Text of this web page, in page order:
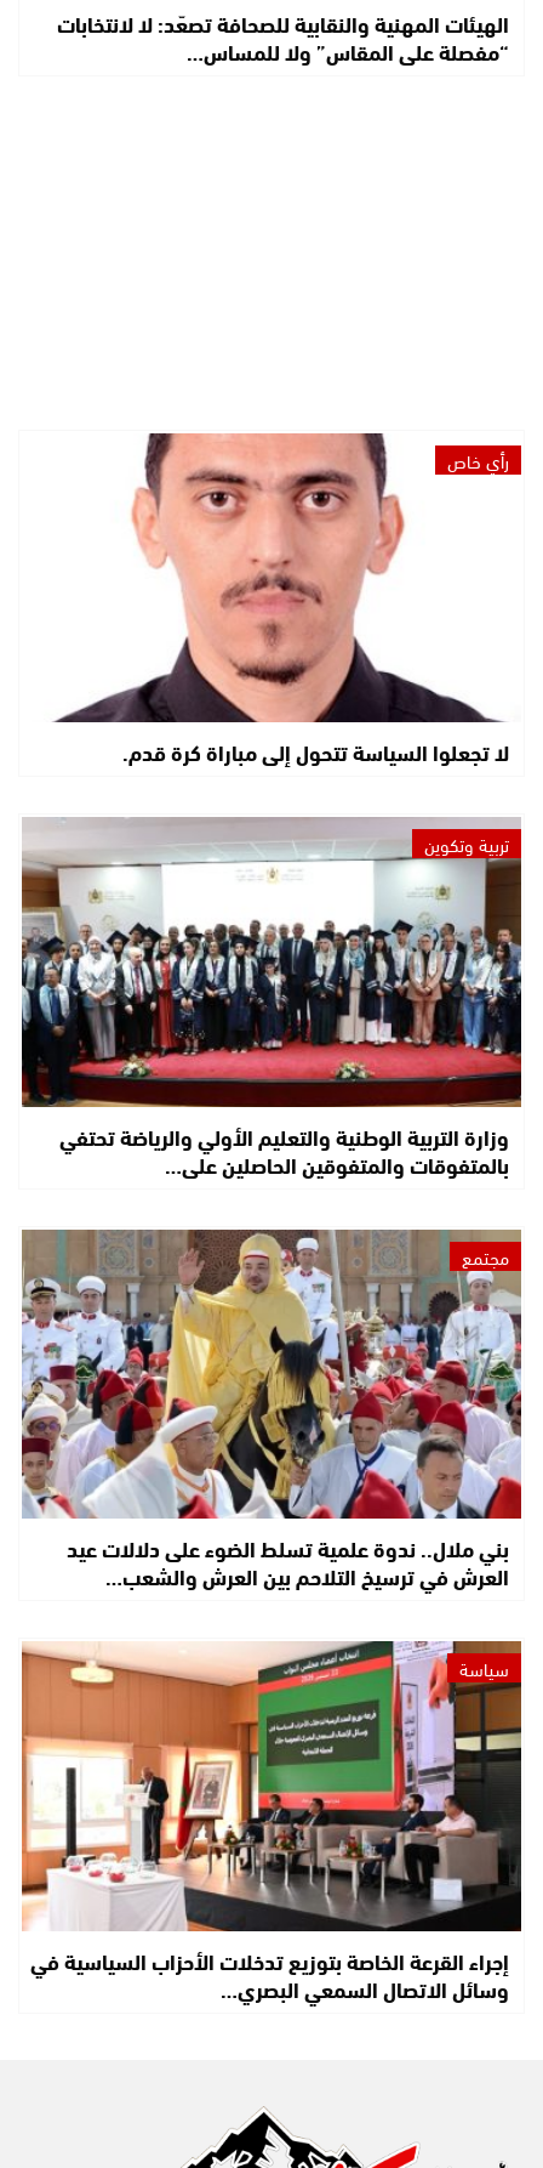
الهيئات المهنية والنقابية للصحافة تصعّد: لا لانتخابات
“مفصلة على المقاس” ولا للمساس…
رأي خاص
لا تجعلوا السياسة تتحول إلى مباراة كرة قدم.
تربية وتكوين
وزارة التربية الوطنية والتعليم الأولي والرياضة تحتفي
بالمتفوقات والمتفوقين الحاصلين على…
مجتمع
بني ملال.. ندوة علمية تسلط الضوء على دلالات عيد
العرش في ترسيخ التلاحم بين العرش والشعب…
سياسة
إجراء القرعة الخاصة بتوزيع تدخلات الأحزاب السياسية في
وسائل الاتصال السمعي البصري…